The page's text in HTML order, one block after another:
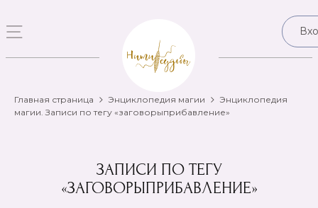
Главная страница Энциклопедия магии
Энциклопедия
магии. Записи по тегу «заговорыприбавление»
ЗАПИСИ ПО ТЕГУ
«ЗАГОВОРЫПРИБАВЛЕНИЕ»